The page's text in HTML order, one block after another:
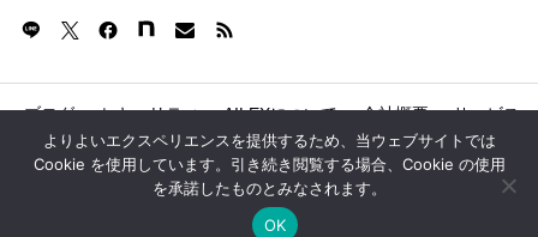
ブログ セキュリティ AILEXについて 会社概要 サービス
Copyright © 2026 AILEX Shibuya Dogenzaka Tokyu Building, 1-
よりよいエクスペリエンスを提供するため、当ウェブサイトでは
Cookie を使用しています。引き続き閲覧する場合、Cookie の使用
を承諾したものとみなされます。
OK